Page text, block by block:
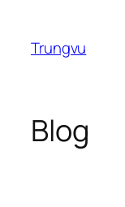
phầnTrungvu
Blog